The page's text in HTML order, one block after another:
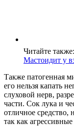
Читайте также:
Мастоидит у
Также патогенная
его нельзя капать
слуховой нерв,
части. Сок лука и
отличное средство,
так как